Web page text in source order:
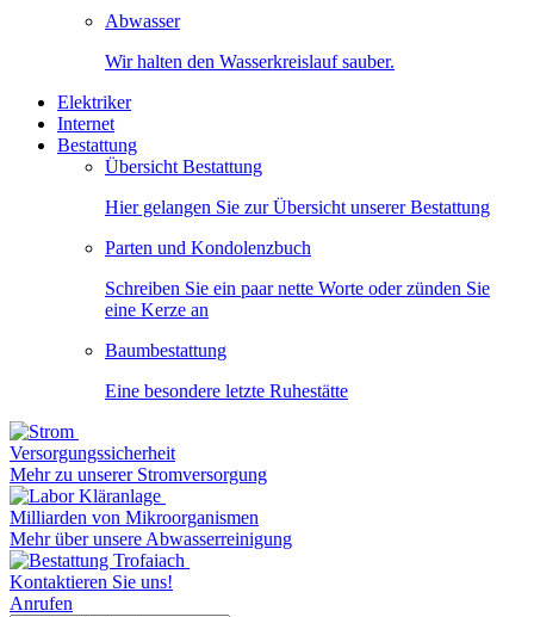
Abwasser
Wir halten den Wasserkreislauf sauber.
Elektriker
Internet
Bestattung
Übersicht Bestattung
Hier gelangen Sie zur Übersicht unserer Bestattung
Parten und Kondolenzbuch
Schreiben Sie ein paar nette Worte oder zünden Sie
eine Kerze an
Baumbestattung
Eine besondere letzte Ruhestätte
Versorgungssicherheit
Mehr zu unserer Stromversorgung
Milliarden von Mikroorganismen
Mehr über unsere Abwasserreinigung
Kontaktieren Sie uns!
Anrufen